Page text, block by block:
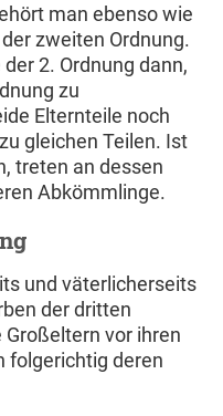
man ebenso wie
zweiten Ordnung.
2. Ordnung dann,
zu
Elternteile noch
gleichen Teilen. Ist
treten an dessen
Abkömmlinge.
und väterlicherseits
der dritten
vor ihren
folgerichtig deren